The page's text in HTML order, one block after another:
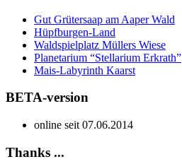
Gut Grütersaap am Aaper Wald
Hüpfburgen-Land
Waldspielplatz Müllers Wiese
Planetarium “Stellarium Erkrath”
Mais-Labyrinth Kaarst
BETA-version
online seit 07.06.2014
Thanks ...